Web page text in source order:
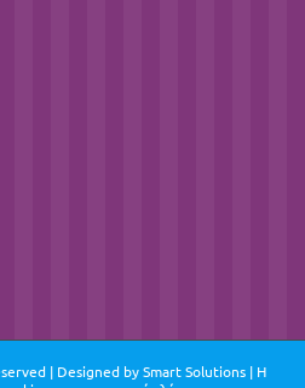
| Designed bySmart Solutions| Η